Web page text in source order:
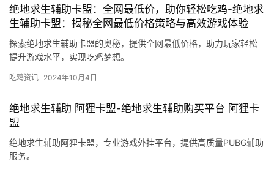
绝地求生辅助卡盟：全网最低价，助你轻松吃鸡-绝地求
生辅助卡盟：揭秘全网最低价格策略与高效游戏体验
探索绝地求生辅助卡盟的奥秘，提供全网最低价格，助力玩家轻松
提升游戏水平，实现吃鸡梦想。
吃鸡资讯 2024年10月4日
绝地求生辅助 阿狸卡盟-绝地求生辅助购买平台 阿狸卡
盟
绝地求生辅助阿狸卡盟，专业游戏外挂平台，提供高质量PUBG辅助
服务。